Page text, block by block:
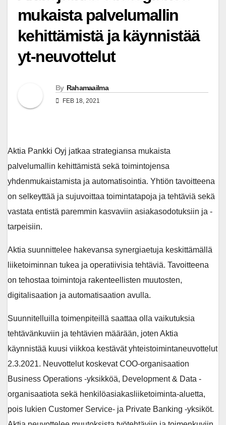
mukaista palvelumallin
kehittämistä ja käynnistää
yt-neuvottelut
By Rahamaailma
FEB 18, 2021
Aktia Pankki Oyj jatkaa strategiansa mukaista
palvelumallin kehittämistä sekä toimintojensa
yhdenmukaistamista ja automatisointia. Yhtiön tavoitteena
on selkeyttää ja sujuvoittaa toimintatapoja ja tehtäviä sekä
vastata entistä paremmin kasvaviin asiakasodotuksiin ja -
tarpeisiin.
Aktia suunnittelee hakevansa synergiaetuja keskittämällä
liiketoiminnan tukea ja operatiivisia tehtäviä. Tavoitteena
on tehostaa toimintoja rakenteellisten muutosten,
digitalisaation ja automatisaation avulla.
Suunnitelluilla toimenpiteillä saattaa olla vaikutuksia
tehtävänkuviin ja tehtävien määrään, joten Aktia
käynnistää kuusi viikkoa kestävät yhteistoimintaneuvottelut
2.3.2021. Neuvottelut koskevat COO-organisaation
Business Operations -yksikköä, Development & Data -
organisaatiota sekä henkilöasiakasliiketoiminta-aluetta,
pois lukien Customer Service- ja Private Banking -yksiköt.